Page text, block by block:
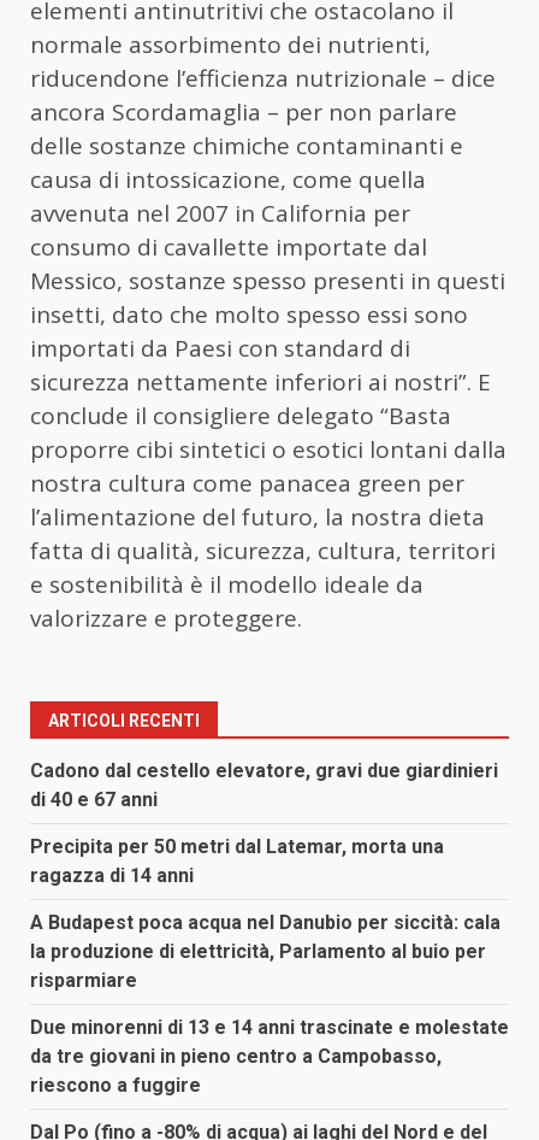
elementi antinutritivi che ostacolano il
normale assorbimento dei nutrienti,
riducendone l’efficienza nutrizionale – dice
ancora Scordamaglia – per non parlare
delle sostanze chimiche contaminanti e
causa di intossicazione, come quella
avvenuta nel 2007 in California per
consumo di cavallette importate dal
Messico, sostanze spesso presenti in questi
insetti, dato che molto spesso essi sono
importati da Paesi con standard di
sicurezza nettamente inferiori ai nostri”. E
conclude il consigliere delegato “Basta
proporre cibi sintetici o esotici lontani dalla
nostra cultura come panacea green per
l’alimentazione del futuro, la nostra dieta
fatta di qualità, sicurezza, cultura, territori
e sostenibilità è il modello ideale da
valorizzare e proteggere.
ARTICOLI RECENTI
Cadono dal cestello elevatore, gravi due giardinieri
di 40 e 67 anni
Precipita per 50 metri dal Latemar, morta una
ragazza di 14 anni
A Budapest poca acqua nel Danubio per siccità: cala
la produzione di elettricità, Parlamento al buio per
risparmiare
Due minorenni di 13 e 14 anni trascinate e molestate
da tre giovani in pieno centro a Campobasso,
riescono a fuggire
Dal Po (fino a -80% di acqua) ai laghi del Nord e del